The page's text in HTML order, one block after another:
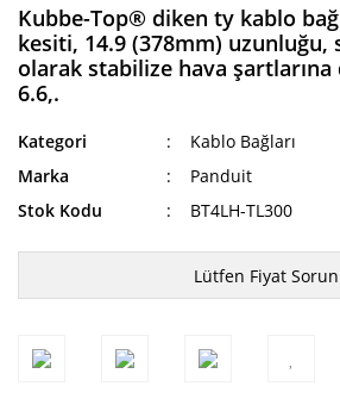
Kubbe-Top® diken ty kablo
kesiti, 14.9 (378mm)
olarak stabilize hava şartlarına
6.6,.
Kategori
Kablo Bağları
Marka
Panduit
Stok Kodu
BT4LH-TL300
Lütfen Fiyat Sorun